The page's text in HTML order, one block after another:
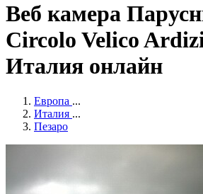
Веб камера
Circolo Velico
Италия онлайн
Европа ...
Италия ...
Пезаро